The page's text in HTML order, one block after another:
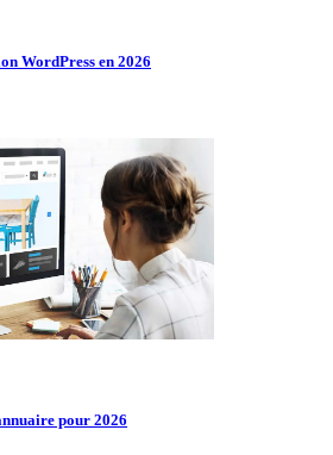
WordPress en 2026
pour 2026